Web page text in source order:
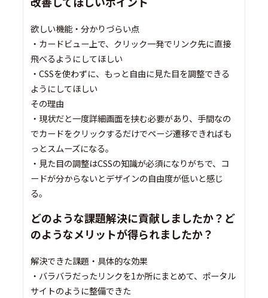
欲しい機能・分かりづらい点
・カードビュー上で、クリック一発でリンク先に直接
飛べるようにしてほしい
・CSSを使わずに、もっと自由に見た目を調整できる
ようにしてほしい
その理由
・現状だと一度詳細画面を挟む必要があり、手間なの
でカードをクリックするだけでページ遷移できればも
っとスムーズになる。
・見た目の調整はCSSの知識が必須になりがちで、コ
ードが分からないとデザインの自由度が低いと感じ
る。
どのような課題解決に貢献しましたか？ど
のようなメリットが得られましたか？
解決できた課題・具体的な効果
・バラバラだったリンクを1か所にまとめて、ポータル
サイトのように整備できた